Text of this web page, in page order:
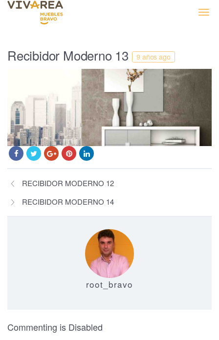
Recibidor Moderno 13 9 años ago
RECIBIDOR MODERNO 12
RECIBIDOR MODERNO 14
root_bravo
Commenting is Disabled